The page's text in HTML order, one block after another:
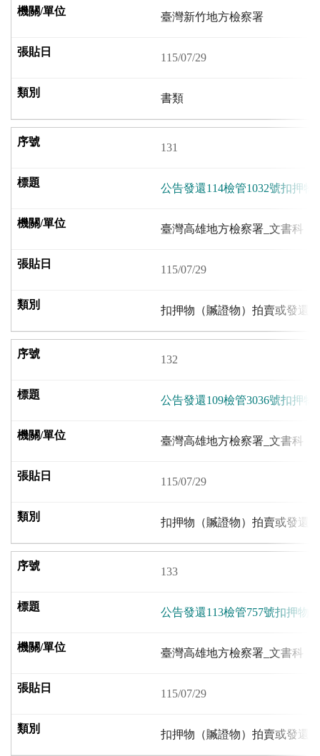
臺灣新竹地方檢察署
115/07/29
書類
131
公告發還114檢管1032號扣押物
臺灣高雄地方檢察署_文書科
115/07/29
扣押物（贓證物）拍賣或發還
132
公告發還109檢管3036號扣押物
臺灣高雄地方檢察署_文書科
115/07/29
扣押物（贓證物）拍賣或發還
133
公告發還113檢管757號扣押物
臺灣高雄地方檢察署_文書科
115/07/29
扣押物（贓證物）拍賣或發還